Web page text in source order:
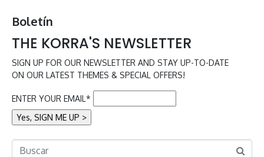
Boletín
THE KORRA'S NEWSLETTER
SIGN UP FOR OUR NEWSLETTER AND STAY UP-TO-DATE
ON OUR LATEST THEMES & SPECIAL OFFERS!
ENTER YOUR EMAIL*